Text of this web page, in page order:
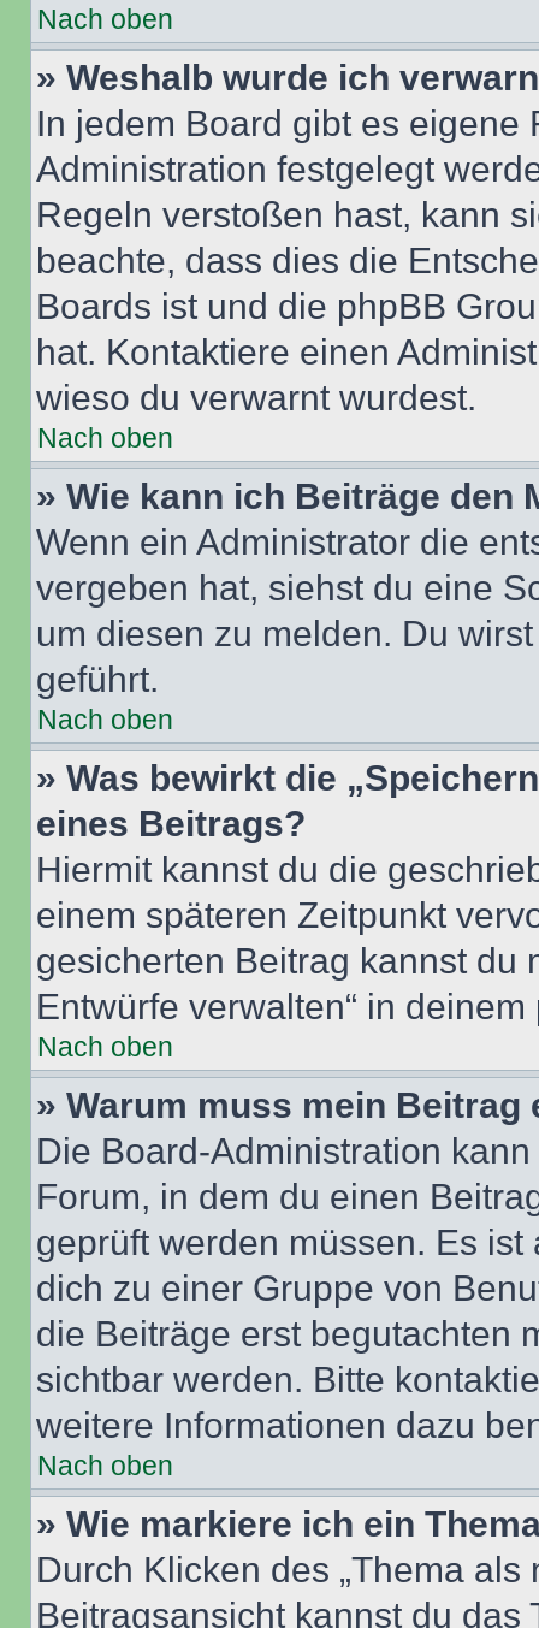
Nach oben
» Weshalb wurde ich
In jedem Board gibt es
Administration festgelegt
Regeln verstoßen hast, kann
beachte, dass dies die
Boards ist und die phpBB
hat. Kontaktiere einen
wieso du verwarnt wurdest.
Nach oben
» Wie kann ich Beiträge den
Wenn ein Administrator die
vergeben hat, siehst du eine
um diesen zu melden. Du
geführt.
Nach oben
» Was bewirkt die
eines Beitrags?
Hiermit kannst du die
einem späteren Zeitpunkt
gesicherten Beitrag kannst du
Entwürfe verwalten“ in
Nach oben
» Warum muss mein
Die Board-Administration
Forum, in dem du einen
geprüft werden müssen. Es
dich zu einer Gruppe von
die Beiträge erst begutachten
sichtbar werden. Bitte
weitere Informationen dazu
Nach oben
» Wie markiere ich ein
Durch Klicken des „Thema
Beitragsansicht kannst du